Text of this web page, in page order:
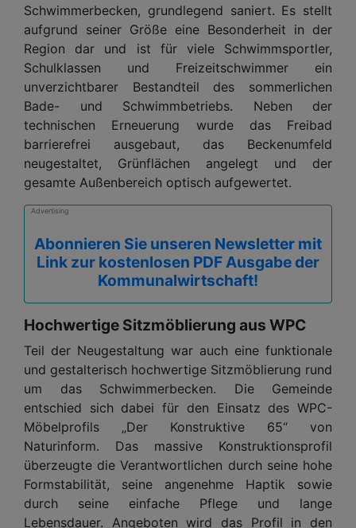
Schwimmerbecken, grundlegend saniert. Es stellt
aufgrund seiner Größe eine Besonderheit in der
Region dar und ist für viele Schwimmsportler,
Schulklassen und Freizeitschwimmer ein
unverzichtbarer Bestandteil des sommerlichen
Bade- und Schwimmbetriebs. Neben der
technischen Erneuerung wurde das Freibad
barrierefrei ausgebaut, das Beckenumfeld
neugestaltet, Grünflächen angelegt und der
gesamte Außenbereich optisch aufgewertet.
Advertising
Abonnieren Sie unseren Newsletter mit
Link zur kostenlosen PDF Ausgabe der
Kommunalwirtschaft!
Hochwertige Sitzmöblierung aus WPC
Teil der Neugestaltung war auch eine funktionale
und gestalterisch hochwertige Sitzmöblierung rund
um das Schwimmerbecken. Die Gemeinde
entschied sich dabei für den Einsatz des WPC-
Möbelprofils „Der Konstruktive 65“ von
Naturinform. Das massive Konstruktionsprofil
überzeugte die Verantwortlichen durch seine hohe
Formstabilität, seine angenehme Haptik sowie
durch seine einfache Pflege und lange
Lebensdauer. Angeboten wird das Profil in den